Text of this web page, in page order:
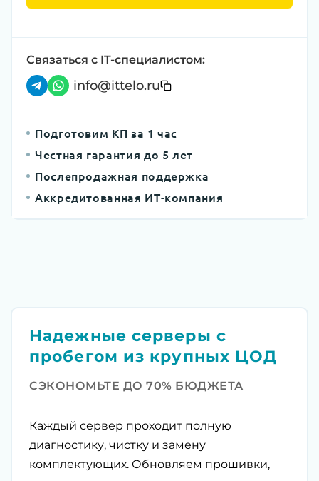
Связаться с IT-специалистом:
info@ittelo.ru
Подготовим КП за 1 час
Честная гарантия до 5 лет
Послепродажная поддержка
Аккредитованная ИТ-компания
Надежные серверы с
пробегом из крупных ЦОД
СЭКОНОМЬТЕ ДО 70% БЮДЖЕТА
Каждый сервер проходит полную
диагностику, чистку и замену
комплектующих. Обновляем прошивки,